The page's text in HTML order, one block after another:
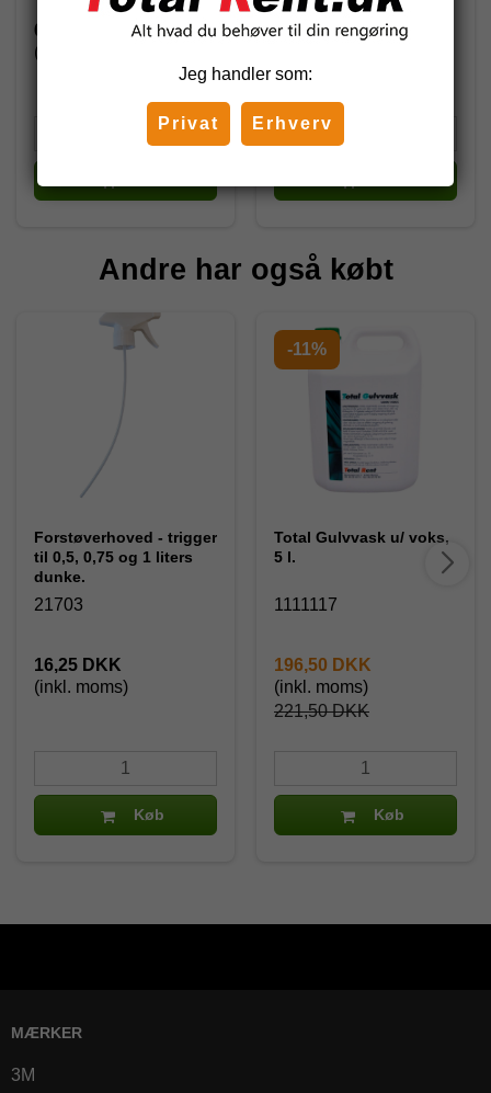
61,25 DKK
(inkl. moms)
417,50 DKK
334,00 DKK
Andre har også købt
Forstøverhoved - trigger
til 0,5, 0,75 og 1 liters
dunke.
21703
16,25 DKK
(inkl. moms)
Køb
-11%
Total Gulvvask u/ voks,
5 l.
1111117
221,50 DKK
196,50 DKK
(inkl. moms)
Køb
MÆRKER
3M
Jeg handler som:
Privat Erhverv